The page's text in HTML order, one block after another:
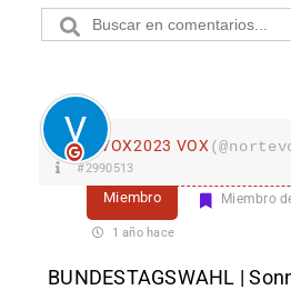
VOX2023 VOX
#2990513
Miembro Miembro
1 año hace
BUNDESTAGSWAHL |